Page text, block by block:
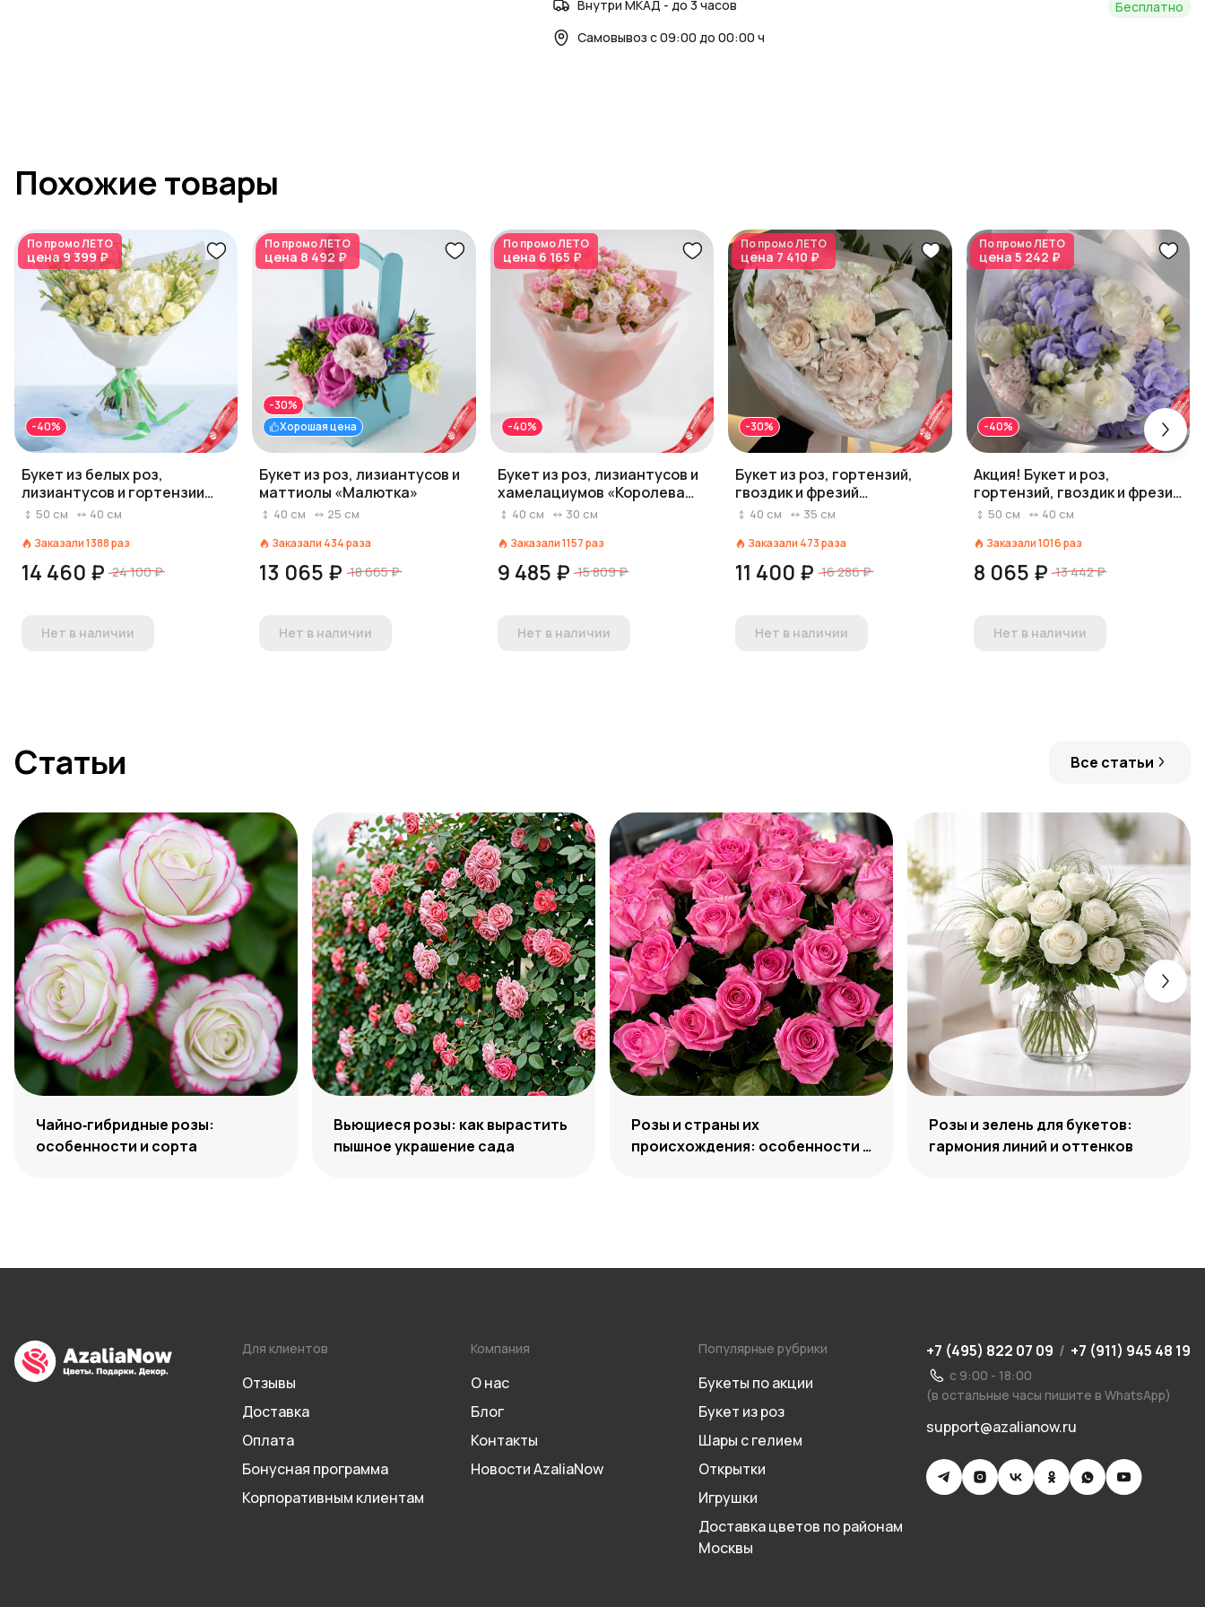
Внутри МКАД - до 3 часов
Бесплатно
Самовывоз с 09:00 до 00:00 ч
Похожие товары
По промоЛЕТО
цена9 399 ₽
-40%
Букет из белых роз,
лизиантусов и гортензии
«Белоснежный»
50 см 40 см
Заказали1388раз
14 460 ₽ 24 100 ₽
Нет в наличии
По промоЛЕТО
цена 8 492 ₽
Хорошая цена
-30%
Букет из роз, лизиантусов и
маттиолы «Малютка»
40 см 25 см
Заказали 434раза
13 065 ₽ 18 665 ₽
Нет в наличии
По промоЛЕТО
цена 6 165 ₽
-40%
Букет из роз, лизиантусов и
хамелациумов «Королева
вдохновения»
40 см 30 см
Заказали1157раз
9 485 ₽ 15 809 ₽
Нет в наличии
По промоЛЕТО
цена 7 410 ₽
-30%
Букет из роз, гортензий,
гвоздик и фрезий
«Пионовидный зефир»
40 см 35 см
Заказали 473раза
11 400 ₽ 16 286 ₽
Нет в наличии
По промоЛЕТО
цена 5 242 ₽
-40%
Акция! Букет и роз,
гортензий, гвоздик и фрезии
«Приятный момент»
50 см 40 см
Заказали1016раз
8 065 ₽ 13 442 ₽
Нет в наличии
Статьи Все статьи
Чайно‑гибридные розы:
особенности и сорта
Вьющиеся розы: как вырастить
пышное украшение сада
Розы и страны их
происхождения: особенности и
Розы и зелень для букетов:
гармония линий и оттенков
Для клиентов
Отзывы
Доставка
Оплата
Бонусная программа
Корпоративным клиентам
Компания
О нас
Блог
Контакты
Новости AzaliaNow
Популярные рубрики
Букеты по акции
Букет из роз
Шары с гелием
Открытки
Игрушки
Доставка цветов по районам
Москвы
+7 (495) 822 07 09 / +7 (911) 945 48 19
с 9:00 - 18:00
(в остальные часы пишите в WhatsApp)
support@azalianow.ru